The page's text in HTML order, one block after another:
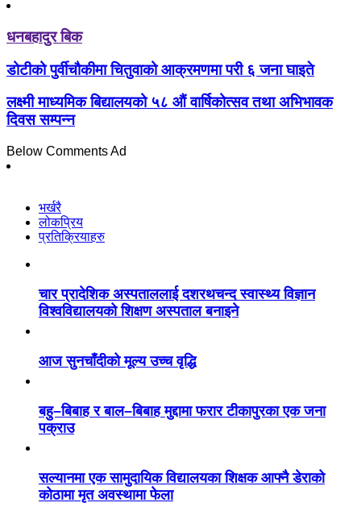
धनबहादुर बिक
डोटीको पुर्वीचौकीमा चितुवाको आक्रमणमा परी ६ जना घाइते
लक्ष्मी माध्यमिक बिद्यालयको ५८ औं वार्षिकोत्सव तथा अभिभावक
दिवस सम्पन्न
Below Comments Ad
भर्खरै
लोकप्रिय
प्रतिक्रियाहरु
चार प्रादेशिक अस्पताललाई दशरथचन्द स्वास्थ्य विज्ञान
विश्वविद्यालयको शिक्षण अस्पताल बनाइने
आज सुनचाँदीको मूल्य उच्च वृद्धि
बहु–बिबाह र बाल–बिबाह मुद्दामा फरार टीकापुरका एक जना
पक्राउ
सल्यानमा एक सामुदायिक विद्यालयका शिक्षक आफ्नै डेराको
कोठामा मृत अवस्थामा फेला